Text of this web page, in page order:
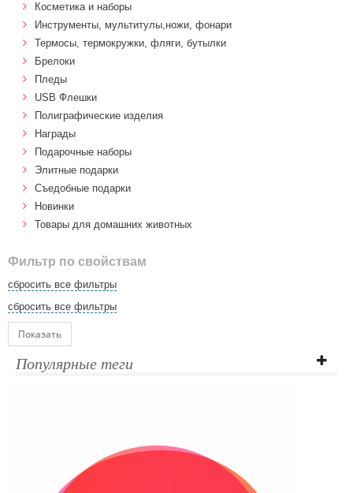
Косметика и наборы
Инструменты, мультитулы,ножи, фонари
Термосы, термокружки, фляги, бутылки
Брелоки
Пледы
USB Флешки
Полиграфические изделия
Награды
Подарочные наборы
Элитные подарки
Cъедобные подарки
Новинки
Товары для домашних животных
Фильтр по свойствам
сбросить все фильтры
сбросить все фильтры
Показать
Популярные теги